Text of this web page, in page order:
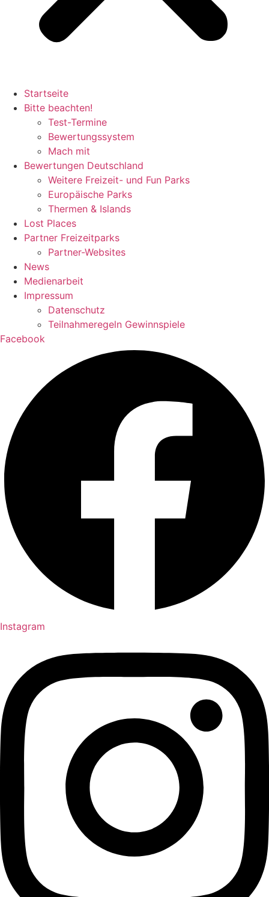
Startseite
Bitte beachten!
Test-Termine
Bewertungssystem
Mach mit
Bewertungen Deutschland
Weitere Freizeit- und Fun Parks
Europäische Parks
Thermen & Islands
Lost Places
Partner Freizeitparks
Partner-Websites
News
Medienarbeit
Impressum
Datenschutz
Teilnahmeregeln Gewinnspiele
Facebook
Instagram